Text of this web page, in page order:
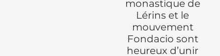
monastique de
Lérins et le
mouvement
Fondacio sont
heureux d’unir